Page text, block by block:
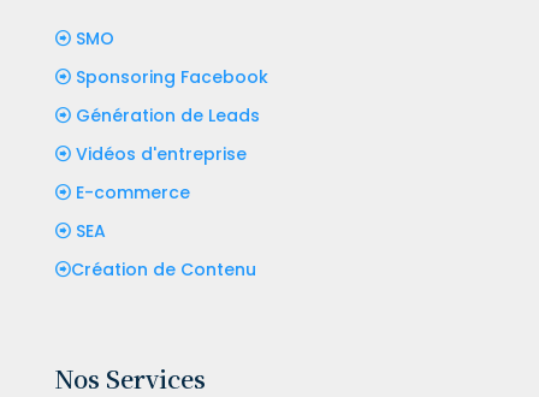
SMO
Sponsoring Facebook
Génération de Leads
Vidéos d'entreprise
E-commerce
SEA
Création de Contenu
Nos Services